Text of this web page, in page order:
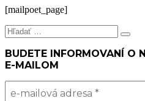
[mailpoet_page]
Hľadať:
BUDETE INFORMOVANÍ O
E-MAILOM